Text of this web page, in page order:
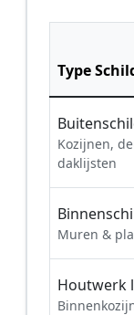
Type
Kozijnen,
daklijsten
Muren &
Houtwerk